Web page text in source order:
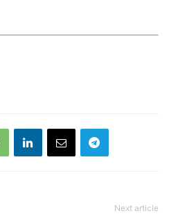
Next article